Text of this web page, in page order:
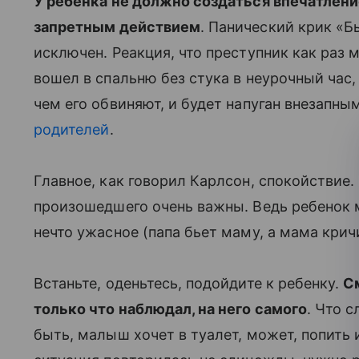
запретным действием. Панический крик
исключен. Реакция, что преступник как раз
вошел в спальню без стука в неурочный
чем его обвиняют, и будет напуган
родителей.
Главное, как говорил Карлсон,
произошедшего очень важны. Ведь ребенок
нечто ужасное (папа бьет маму, а мама
Встаньте, оденьтесь, подойдите к ребенку.
только что наблюдал, на него самого. Что
быть, малыш хочет в туалет, может, попить